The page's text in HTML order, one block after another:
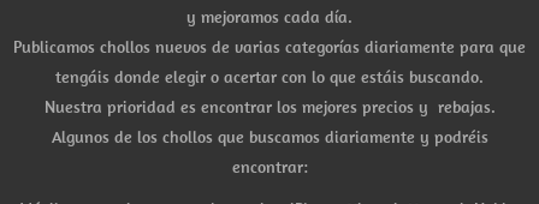
y mejoramos cada día.
Publicamos chollos nuevos de varias categorías diariamente para que
tengáis donde elegir o acertar con lo que estáis buscando.
Nuestra prioridad es encontrar los mejores precios y rebajas.
Algunos de los chollos que buscamos diariamente y podréis
encontrar: